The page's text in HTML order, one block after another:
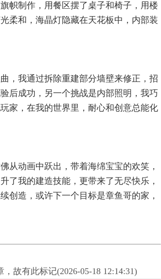
帜制作，用餐区摆了桌子和椅子，用楼
柔和，海晶灯隐藏在天花板中，内部装
，我通过拆除重建部分墙壁来修正，招
后成功，另一个挑战是内部照明，我巧
家，在我的世界里，耐心和创意总能化
从动画中跃出，带着海绵宝宝的欢笑，
了我的建造技能，更带来了无尽快乐，
创造，或许下一个目标是章鱼哥的家，
故有此标记(2026-05-18 12:14:31)